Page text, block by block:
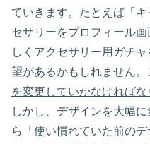
ていきます。たとえば「
セサリーをプロフィール
しくアクセサリー用ガチ
望があるかもしれません。
を変更していかなければな
しかし、デザインを大幅
ら「使い慣れていた前の